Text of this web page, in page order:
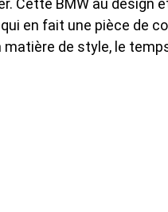
en fait une pièce de
matière de style, le